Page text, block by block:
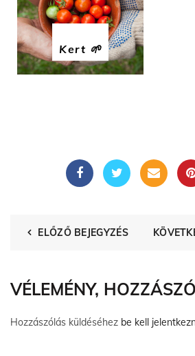
Kert 🌱
ELŐZŐ BEJEGYZÉS
VÉLEMÉNY,
Hozzászólás küldéséhez be kell